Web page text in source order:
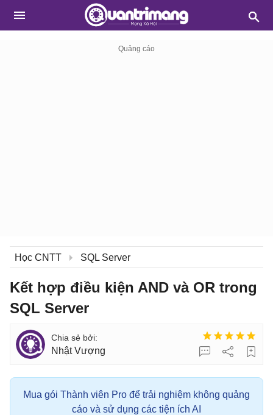
Học CNTT SQL Server
Kết hợp điều kiện AND và OR trong
SQL Server
Nhật Vượng
Mua gói Thành viên Pro để trải nghiệm không quảng
cáo và sử dụng các tiện ích AI